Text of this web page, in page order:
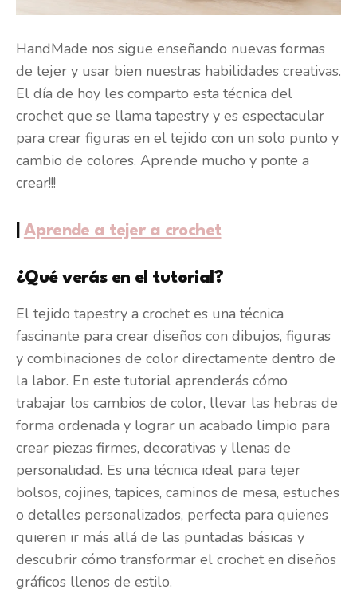
HandMade nos sigue enseñando nuevas formas
de tejer y usar bien nuestras habilidades creativas.
El día de hoy les comparto esta técnica del
crochet que se llama tapestry y es espectacular
para crear figuras en el tejido con un solo punto y
cambio de colores. Aprende mucho y ponte a
crear!!!
Aprende a tejer a crochet
¿Qué verás en el tutorial?
El tejido tapestry a crochet es una técnica
fascinante para crear diseños con dibujos, figuras
y combinaciones de color directamente dentro de
la labor. En este tutorial aprenderás cómo
trabajar los cambios de color, llevar las hebras de
forma ordenada y lograr un acabado limpio para
crear piezas firmes, decorativas y llenas de
personalidad. Es una técnica ideal para tejer
bolsos, cojines, tapices, caminos de mesa, estuches
o detalles personalizados, perfecta para quienes
quieren ir más allá de las puntadas básicas y
descubrir cómo transformar el crochet en diseños
gráficos llenos de estilo.